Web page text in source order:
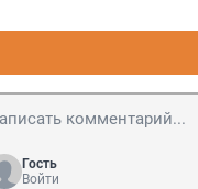
Гость
Войти